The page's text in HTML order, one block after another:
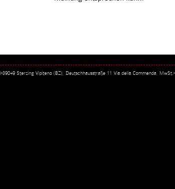
I-39049 Sterzing Vipiteno (BZ), Deutschhausstraße 11 Via della Commenda,